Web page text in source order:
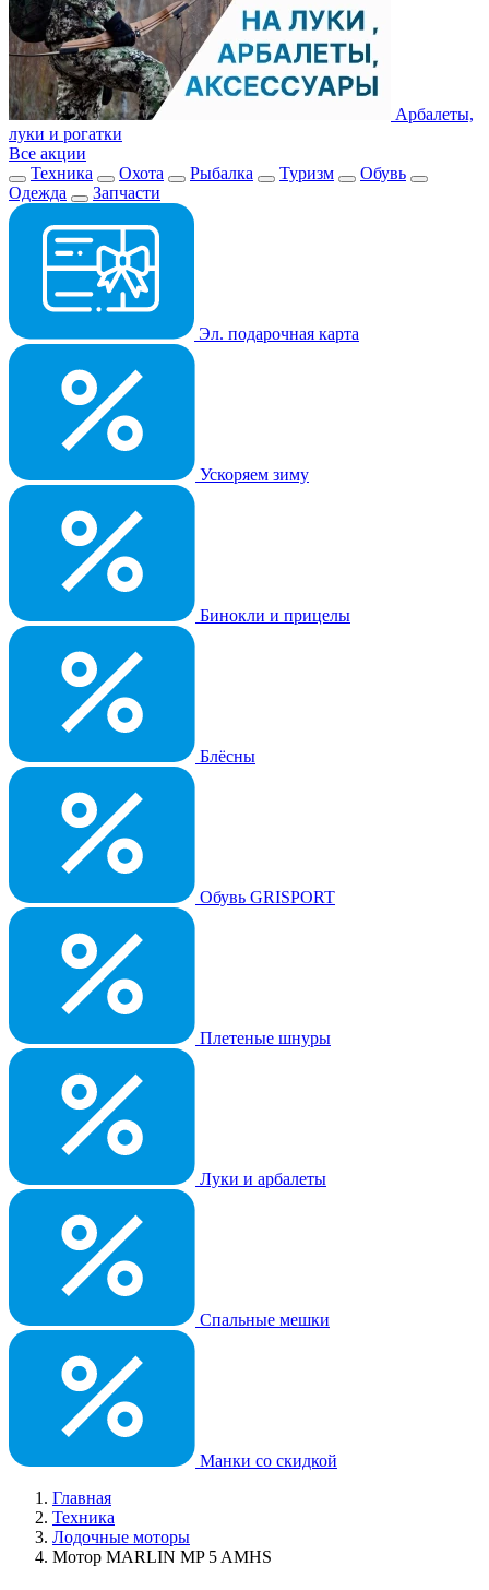
Арбалеты,
луки и рогатки
Все акции
Техника
Охота Рыбалка Туризм
Обувь
Одежда
Запчасти
Эл. подарочная карта
Ускоряем зиму
Бинокли и прицелы
Блёсны
Обувь GRISPORT
Плетеные шнуры
Луки и арбалеты
Спальные мешки
Манки со скидкой
Главная
Техника
Лодочные моторы
Мотор MARLIN MP 5 AMHS